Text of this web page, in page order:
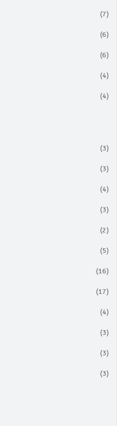
(7)
(6)
(6)
(4)
(4)
(3)
(3)
(4)
(3)
(2)
(5)
(16)
(17)
(4)
(3)
(3)
(3)